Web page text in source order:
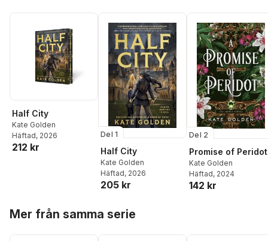
Half City
Kate Golden
Häftad, 2026
212 kr
Del 1
Half City
Kate Golden
Häftad, 2026
205 kr
Del 2
Promise of Peridot
Kate Golden
Häftad, 2024
142 kr
Mer från samma serie